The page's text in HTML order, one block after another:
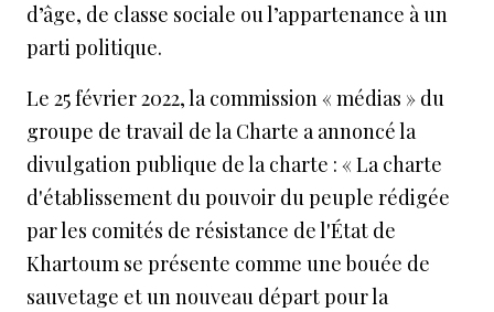
d’âge, de classe sociale ou l’appartenance à un
parti politique.
Le 25 février 2022, la commission « médias » du
groupe de travail de la Charte a annoncé la
divulgation publique de la charte : « La charte
d'établissement du pouvoir du peuple rédigée
par les comités de résistance de l'État de
Khartoum se présente comme une bouée de
sauvetage et un nouveau départ pour la